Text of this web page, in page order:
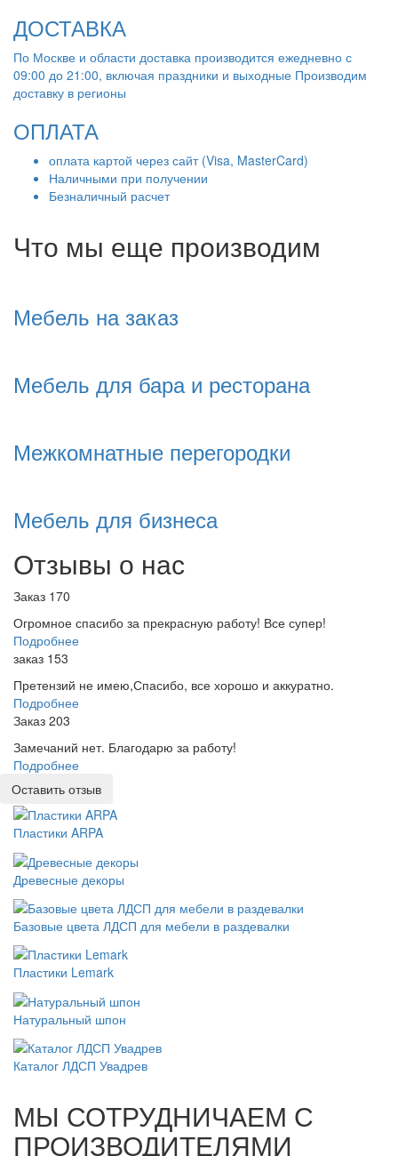
ДОСТАВКА
По Москве и области доставка производится ежедневно с
09:00 до 21:00, включая праздники и выходные Производим
доставку в регионы
ОПЛАТА
оплата картой через сайт (Visa, MasterCard)
Наличными при получении
Безналичный расчет
Что мы еще производим
Мебель на заказ
Мебель для бара и ресторана
Межкомнатные перегородки
Мебель для бизнеса
Отзывы о нас
Заказ 170
Огромное спасибо за прекрасную работу! Все супер!
Подробнее
заказ 153
Претензий не имею,Спасибо, все хорошо и аккуратно.
Подробнее
Заказ 203
Замечаний нет. Благодарю за работу!
Подробнее
Оставить отзыв
Пластики ARPA
Древесные декоры
Базовые цвета ЛДСП для мебели в раздевалки
Пластики Lemark
Натуральный шпон
Каталог ЛДСП Увадрев
МЫ СОТРУДНИЧАЕМ С
ПРОИЗВОДИТЕЛЯМИ